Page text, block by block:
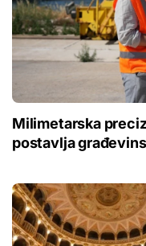
Milimetarska
postavlja